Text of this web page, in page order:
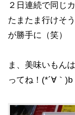
２日連続で同じ
たまたま行けそ
が勝手に（笑）
ま、美味いもん
ってね！(*´∀｀)b